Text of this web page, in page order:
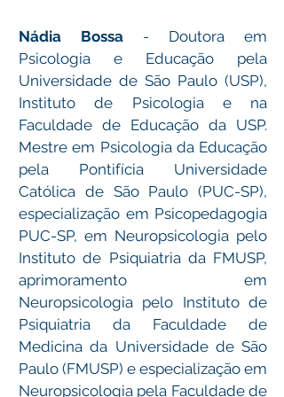
Nádia Bossa - Doutora em
Psicologia e Educação pela
Universidade de São Paulo (USP),
Instituto de Psicologia e na
Faculdade de Educação da USP.
Mestre em Psicologia da Educação
pela Pontifícia Universidade
Católica de São Paulo (PUC-SP),
especialização em Psicopedagogia
PUC-SP, em Neuropsicologia pelo
Instituto de Psiquiatria da FMUSP,
aprimoramento em
Neuropsicologia pelo Instituto de
Psiquiatria da Faculdade de
Medicina da Universidade de São
Paulo (FMUSP) e especialização em
Neuropsicologia pela Faculdade de